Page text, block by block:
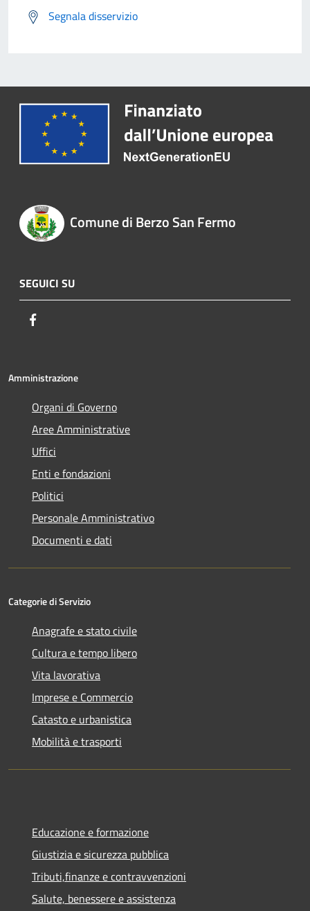
Segnala disservizio
Comune di Berzo San Fermo
SEGUICI SU
Amministrazione
Organi di Governo
Aree Amministrative
Uffici
Enti e fondazioni
Politici
Personale Amministrativo
Documenti e dati
Categorie di Servizio
Anagrafe e stato civile
Cultura e tempo libero
Vita lavorativa
Imprese e Commercio
Catasto e urbanistica
Mobilità e trasporti
Educazione e formazione
Giustizia e sicurezza pubblica
Tributi,finanze e contravvenzioni
Salute, benessere e assistenza